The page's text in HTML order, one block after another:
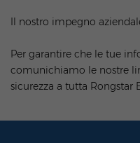
Il nostro impegno
Per garantire che le tue
comunichiamo le nostre
sicurezza a tutta Rongstar